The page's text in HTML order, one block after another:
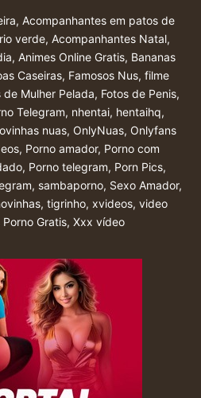
, Acompanhantes em patos de
verde, Acompanhantes Natal,
, Animes Online Gratis, Bananas
Caseiras, Famosos Nus, filme
de Mulher Pelada, Fotos de Penis,
Telegram, nhentai, hentaihq,
nuas, OnlyNuas, Onlyfans
, Porno amador, Porno com
, Porno telegram, Porn Pics,
, sambaporno, Sexo Amador,
, tigrinho, xvideos, video
Gratis, Xxx vídeo